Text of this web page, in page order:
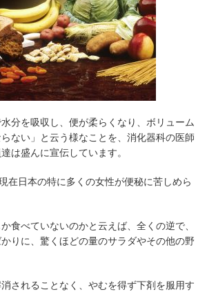
水分を吸収し、便が柔らくなり、ボリューム
ない」と云う様なことを、消化器科の医師
は盛んに宣伝しています。
在日本の特に多くの女性が便秘に苦しめら
食べていないのかと云えば、全くの逆で、
りに、驚くほどの量のサラダやその他の野
されることなく、やむを得ず下剤を服用す